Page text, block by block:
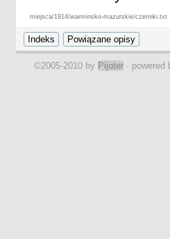
miejsca/1914/warminsko-mazurskie/czerniki.txt
©2005-2010 by Pijoter · powered